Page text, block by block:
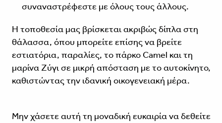
συναναστρέφεστε με όλους τους άλλους.
Η τοποθεσία μας βρίσκεται ακριβώς δίπλα στη
θάλασσα, όπου μπορείτε επίσης να βρείτε
εστιατόρια, παραλίες, το πάρκο Camel και τη
μαρίνα Ζύγι σε μικρή απόσταση με το αυτοκίνητο,
καθιστώντας την ιδανική οικογενειακή μέρα.
Μην χάσετε αυτή τη μοναδική ευκαιρία να δεθείτε